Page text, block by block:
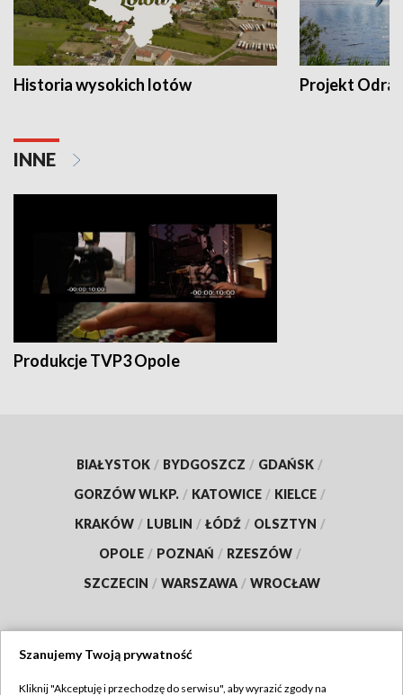
Historia wysokich lotów Projekt Odra
INNE
Produkcje TVP3 Opole
BIAŁYSTOK / BYDGOSZCZ / GDAŃSK /
GORZÓW WLKP. / KATOWICE / KIELCE /
KRAKÓW / LUBLIN / ŁÓDŹ / OLSZTYN /
OPOLE / POZNAŃ / RZESZÓW /
SZCZECIN / WARSZAWA / WROCŁAW
Szanujemy Twoją prywatność
Kliknij "Akceptuję i przechodzę do serwisu", aby wyrazić zgody na